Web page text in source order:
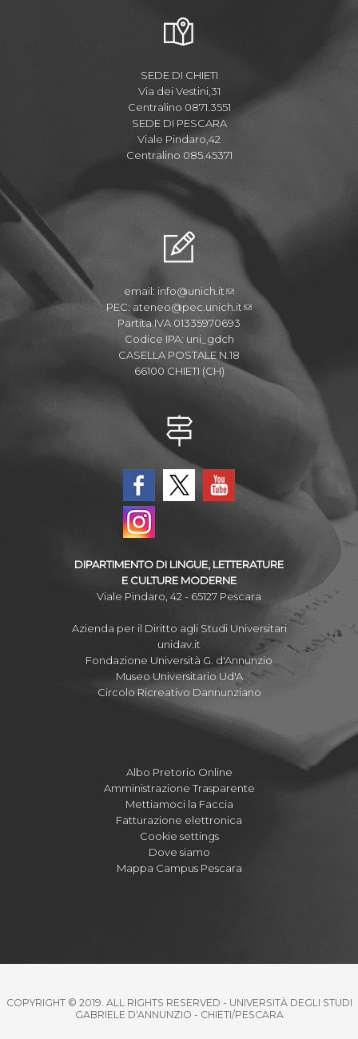
SEDE DI CHIETI
Via dei Vestini,31
Centralino 0871.3551
SEDE DI PESCARA
Viale Pindaro,42
Centralino 085.45371
email: info@unich.it
PEC: ateneo@pec.unich.it
Partita IVA 01335970693
Codice IPA: uni_gdch
CASELLA POSTALE N.18
66100 CHIETI (CH)
DIPARTIMENTO DI LINGUE, LETTERATURE
E CULTURE MODERNE
Viale Pindaro, 42 - 65127 Pescara
Azienda per il Diritto agli Studi Universitari
unidav.it
Fondazione Università G. d'Annunzio
Museo Universitario Ud'A
Circolo Ricreativo Dannunziano
Albo Pretorio Online
Amministrazione Trasparente
Mettiamoci la Faccia
Fatturazione elettronica
Cookie settings
Dove siamo
Mappa Campus Pescara
COPYRIGHT © 2019. ALL RIGHTS RESERVED - UNIVERSITÀ DEGLI STUDI
GABRIELE D'ANNUNZIO - CHIETI/PESCARA